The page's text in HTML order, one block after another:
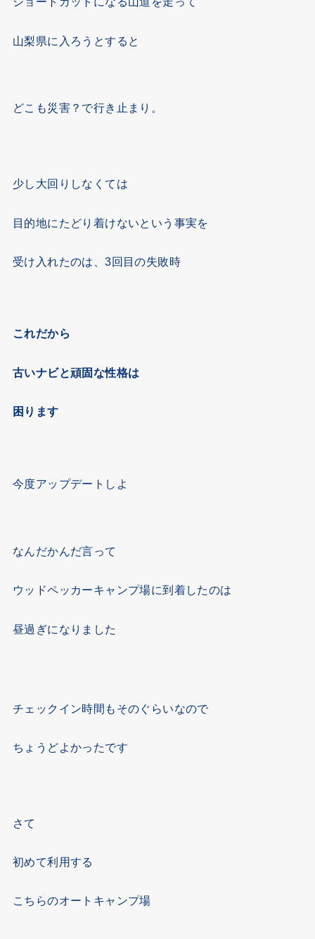
山梨県に入ろうとすると
どこも災害？で行き止まり。
少し大回りしなくては
目的地にたどり着けないという事実を
受け入れたのは、3回目の失敗時
これだから
古いナビと頑固な性格は
困ります
今度アップデートしよ
なんだかんだ言って
ウッドペッカーキャンプ場に到着したのは
昼過ぎになりました
チェックイン時間もそのぐらいなので
ちょうどよかったです
さて
初めて利用する
こちらのオートキャンプ場